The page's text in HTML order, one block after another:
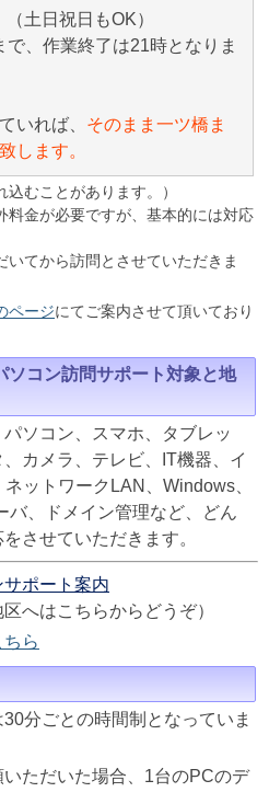
土日祝日もOK）
、作業終了は21時となりま
いれば、 そのまま一ツ橋ま
します。
込むことがあります。）
料金が必要ですが、基本的には対応
てから訪問とさせていただきま
ページにてご案内させて頂いており
ソコン訪問サポート対象と地
ソコン、スマホ、タブレッ
カメラ、テレビ、IT機器、イ
ットワークLAN、Windows、
バ、ドメイン管理など、どん
させていただきます。
ポート案内
へはこちらからどうぞ）
ら
分ごとの時間制となっていま
ただいた場合、1台のPCのデ